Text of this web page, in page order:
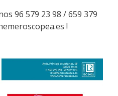
96 579 23 98 / 659 379
!